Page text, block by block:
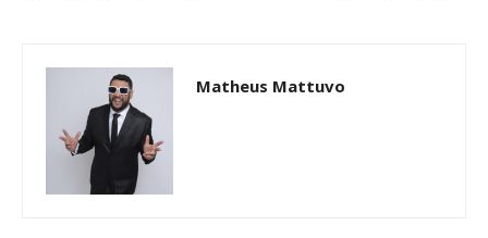
Matheus Mattuvo